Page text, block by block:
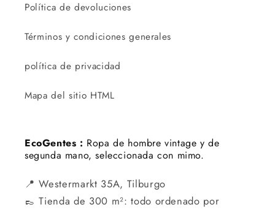
Política de devoluciones
Términos y condiciones generales
política de privacidad
Mapa del sitio HTML
EcoGentes : Ropa de hombre vintage y de
segunda mano, seleccionada con mimo.
📍 Westermarkt 35A, Tilburgo
👞 Tienda de 300 m²: todo ordenado por